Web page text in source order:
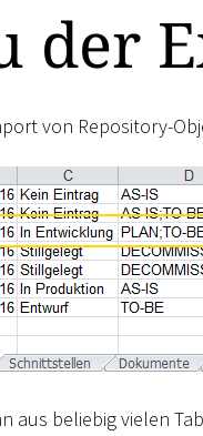
der
von Repository-
aus beliebig vielen